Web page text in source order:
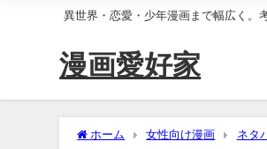
異世界・恋愛・少年漫画まで幅広く。
漫画愛好家
ホーム 女性向け漫画 ネタ